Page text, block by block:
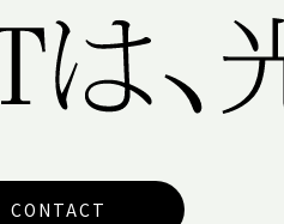
CONTACT